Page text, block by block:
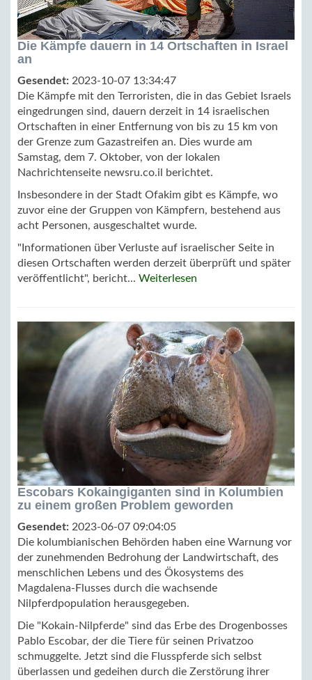
Die Kämpfe dauern in 14 Ortschaften in Israel
an
Gesendet: 2023-10-07 13:34:47
Die Kämpfe mit den Terroristen, die in das Gebiet Israels
eingedrungen sind, dauern derzeit in 14 israelischen
Ortschaften in einer Entfernung von bis zu 15 km von
der Grenze zum Gazastreifen an. Dies wurde am
Samstag, dem 7. Oktober, von der lokalen
Nachrichtenseite newsru.co.il berichtet.
Insbesondere in der Stadt Ofakim gibt es Kämpfe, wo
zuvor eine der Gruppen von Kämpfern, bestehend aus
acht Personen, ausgeschaltet wurde.
"Informationen über Verluste auf israelischer Seite in
diesen Ortschaften werden derzeit überprüft und später
veröffentlicht", bericht... Weiterlesen
Escobars Kokaingiganten sind in Kolumbien
zu einem großen Problem geworden
Gesendet: 2023-06-07 09:04:05
Die kolumbianischen Behörden haben eine Warnung vor
der zunehmenden Bedrohung der Landwirtschaft, des
menschlichen Lebens und des Ökosystems des
Magdalena-Flusses durch die wachsende
Nilpferdpopulation herausgegeben.
Die "Kokain-Nilpferde" sind das Erbe des Drogenbosses
Pablo Escobar, der die Tiere für seinen Privatzoo
schmuggelte. Jetzt sind die Flusspferde sich selbst
überlassen und gedeihen durch die Zerstörung ihrer